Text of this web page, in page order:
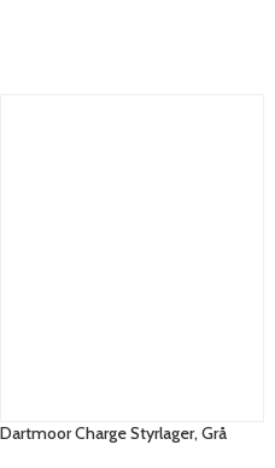
Dartmoor Charge Styrlager, Grå